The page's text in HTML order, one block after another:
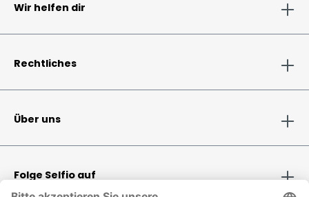
Wir helfen dir
Rechtliches
Über uns
Folge Selfio auf